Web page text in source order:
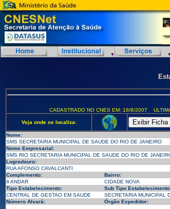
CADASTRADO NO CNES EM: 18/8/2007
Veja onde se localiza:
Nome:
SMS SECRETARIA MUNICIPAL DE SAUDE DO RIO DE JANEIRO
Nome Empresarial:
SMS RIO SECRETARIA MUNICIPAL DE SAUDE DO RIO DE
Logradouro:
RUA AFONSO CAVALCANTI
Complemento:
Bairro:
8 ANDAR
CIDADE NOVA
Tipo Estabelecimento:
Sub Tipo
CENTRAL DE GESTAO EM SAUDE
SECRETARIA MUNICIPAL
Número Alvará:
Órgão Expedidor: